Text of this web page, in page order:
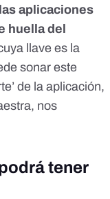
las aplicaciones
huella del
llave es la
sonar este
de la aplicación,
nos
tener